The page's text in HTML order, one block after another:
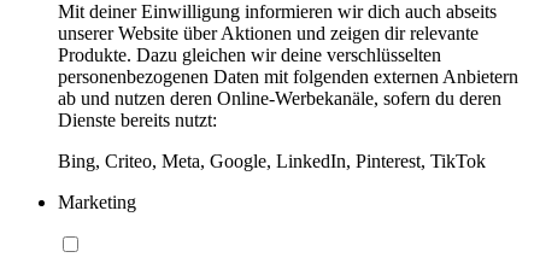
Mit deiner Einwilligung informieren wir dich auch abseits
unserer Website über Aktionen und zeigen dir relevante
Produkte. Dazu gleichen wir deine verschlüsselten
personenbezogenen Daten mit folgenden externen Anbietern
ab und nutzen deren Online-Werbekanäle, sofern du deren
Dienste bereits nutzt:
Bing, Criteo, Meta, Google, LinkedIn, Pinterest, TikTok
Marketing